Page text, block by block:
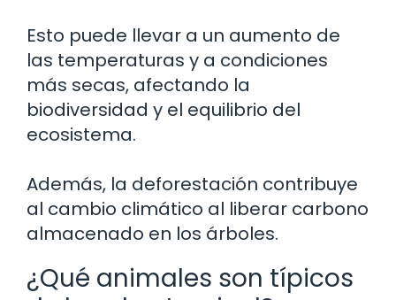
Esto puede llevar a un aumento de
las temperaturas y a condiciones
más secas, afectando la
biodiversidad y el equilibrio del
ecosistema.
Además, la deforestación contribuye
al cambio climático al liberar carbono
almacenado en los árboles.
¿Qué animales son típicos